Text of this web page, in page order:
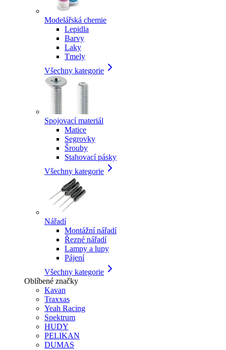
Modelářská chemie
Lepidla
Barvy
Laky
Tmely
Všechny kategorie
Spojovací materiál
Matice
Segrovky
Šrouby
Stahovací pásky
Všechny kategorie
Nářadí
Montážní nářadí
Řezné nářadí
Lampy a lupy
Pájení
Všechny kategorie
Oblíbené značky
Kavan
Traxxas
Yeah Racing
Spektrum
HUDY
PELIKAN
DUMAS